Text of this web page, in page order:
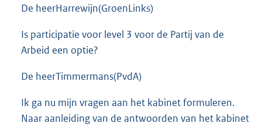
De heerHarrewijn(GroenLinks)
Is participatie voor level 3 voor de Partij van de
Arbeid een optie?
De heerTimmermans(PvdA)
Ik ga nu mijn vragen aan het kabinet formuleren.
Naar aanleiding van de antwoorden van het kabinet